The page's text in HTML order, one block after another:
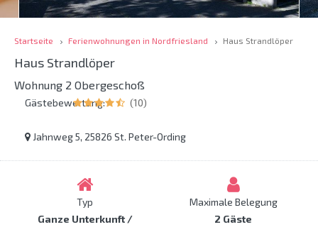
Startseite Ferienwohnungen in Nordfriesland Haus Strandlöper
Haus Strandlöper
Wohnung 2 Obergeschoß
Gästebewertung: (10)
Jahnweg 5, 25826 St. Peter-Ording
Typ
Ganze Unterkunft /
Maximale Belegung
2 Gäste